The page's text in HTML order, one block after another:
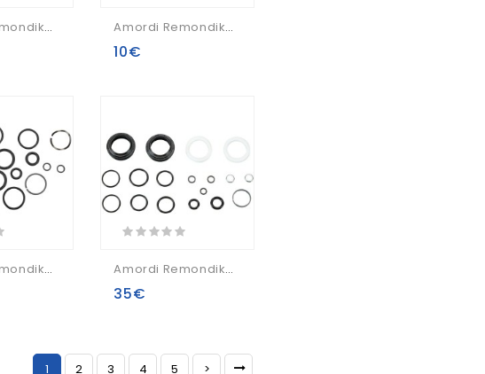
Amordi Remondikomplekts RockShox BottomlessTokens Spacers 32mm Sid/Reb/Rev/RS1/B/A (5 Pieces) Amordi Remondikomplekts Rockshox Compression Damper Housing Judy/Recon/30/35 2020-2022 Domain B1+ 2022+
10€
Amordi Remondikomplekts Rockshox Reba A7 Boost (2018+) 80-100mm/120mm 200h(1year) Amordi Remondikomplekts Rockshox Reba SoloAir 15x100mm 120mm 2017+ A7 200h (1 Year)
35€
1 2 3 4 5 >